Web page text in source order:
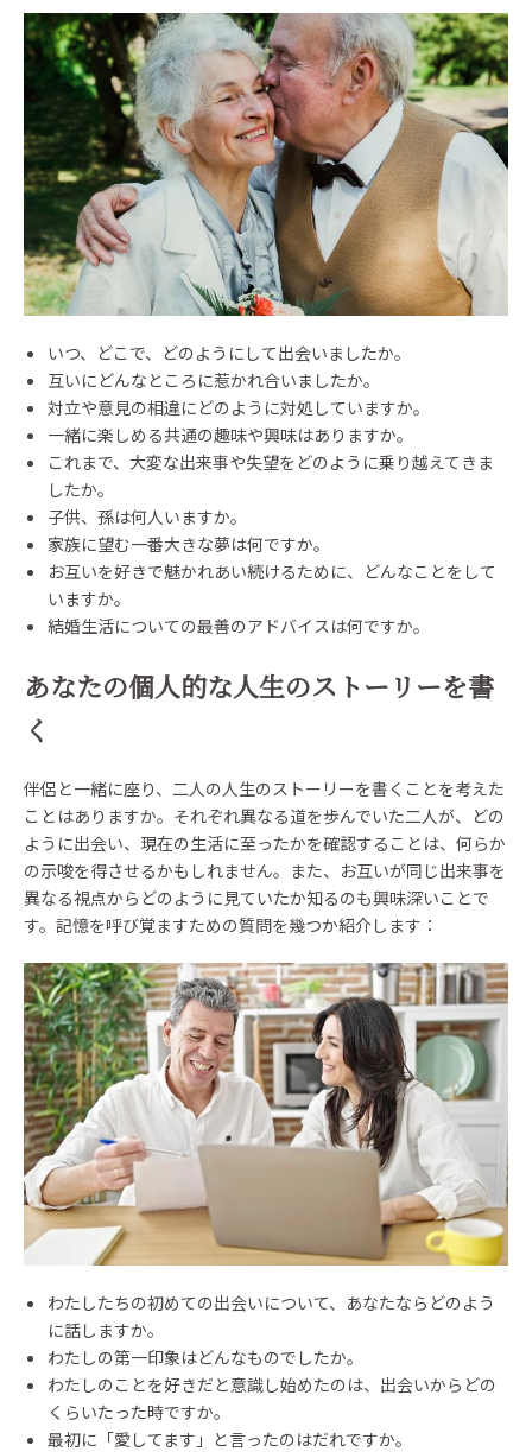
いつ、どこで、どのようにして出会いましたか。
互いにどんなところに惹かれ合いましたか。
対立や意見の相違にどのように対処していますか。
一緒に楽しめる共通の趣味や興味はありますか。
これまで、大変な出来事や失望をどのように乗り越えてきま
したか。
子供、孫は何人いますか。
家族に望む一番大きな夢は何ですか。
お互いを好きで魅かれあい続けるために、どんなことをして
いますか。
結婚生活についての最善のアドバイスは何ですか。
あなたの個人的な人生のストーリーを書
く
伴侶と一緒に座り、二人の人生のストーリーを書くことを考えた
ことはありますか。それぞれ異なる道を歩んでいた二人が、どの
ように出会い、現在の生活に至ったかを確認することは、何らか
の示唆を得させるかもしれません。また、お互いが同じ出来事を
異なる視点からどのように見ていたか知るのも興味深いことで
す。記憶を呼び覚ますための質問を幾つか紹介します：
わたしたちの初めての出会いについて、あなたならどのよう
に話しますか。
わたしの第一印象はどんなものでしたか。
わたしのことを好きだと意識し始めたのは、出会いからどの
くらいたった時ですか。
最初に「愛してます」と言ったのはだれですか。